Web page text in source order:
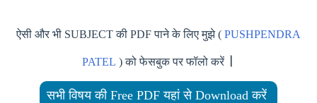
ऐसी और भी SUBJECT की PDF पाने के लिए मुझे ( PUSHPENDRA
PATEL ) को फेसबुक पर फॉलो करें।
सभी विषय की Free PDF यहां से Download करें